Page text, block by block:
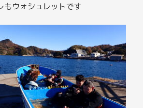
もウォシュレットです